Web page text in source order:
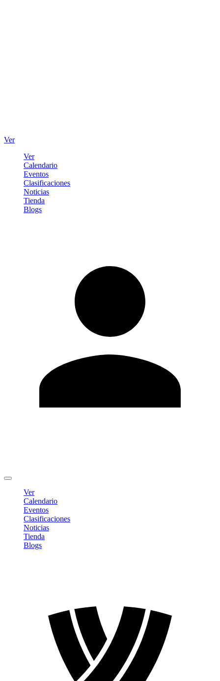
Ver
Ver
Calendario
Eventos
Clasificaciones
Noticias
Tienda
Blogs
Ver
Calendario
Eventos
Clasificaciones
Noticias
Tienda
Blogs